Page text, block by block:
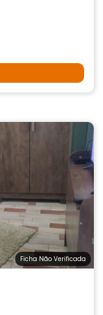
Ficha Não Verificada